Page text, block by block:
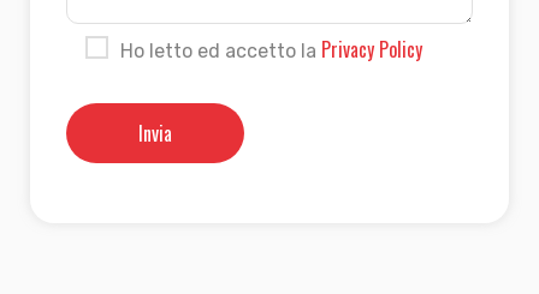
Ho letto ed accetto la Privacy Policy